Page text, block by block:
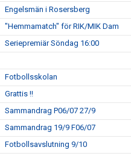
Engelsmän i Rosersberg
"Hemmamatch" för RIK/MIK Dam
Seriepremiär Söndag 16:00
Fotbollsskolan
Grattis !!
Sammandrag P06/07 27/9
Sammandrag 19/9 F06/07
Fotbollsavslutning 9/10